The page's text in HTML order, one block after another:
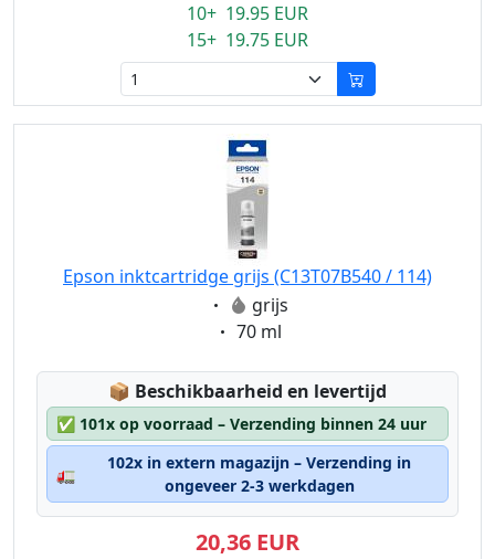
10+ 19.95 EUR
15+ 19.75 EUR
Epson inktcartridge grijs (C13T07B540 / 114)
Eigenschaft:
grijs
Eigenschaft:
70 ml
📦 Lagerstatus:
Beschikbaarheid en levertijd
✅ 101x op voorraad – Verzending binnen 24 uur
🚛
102x in extern magazijn – Verzending in
ongeveer 2-3 werkdagen
20,36 EUR